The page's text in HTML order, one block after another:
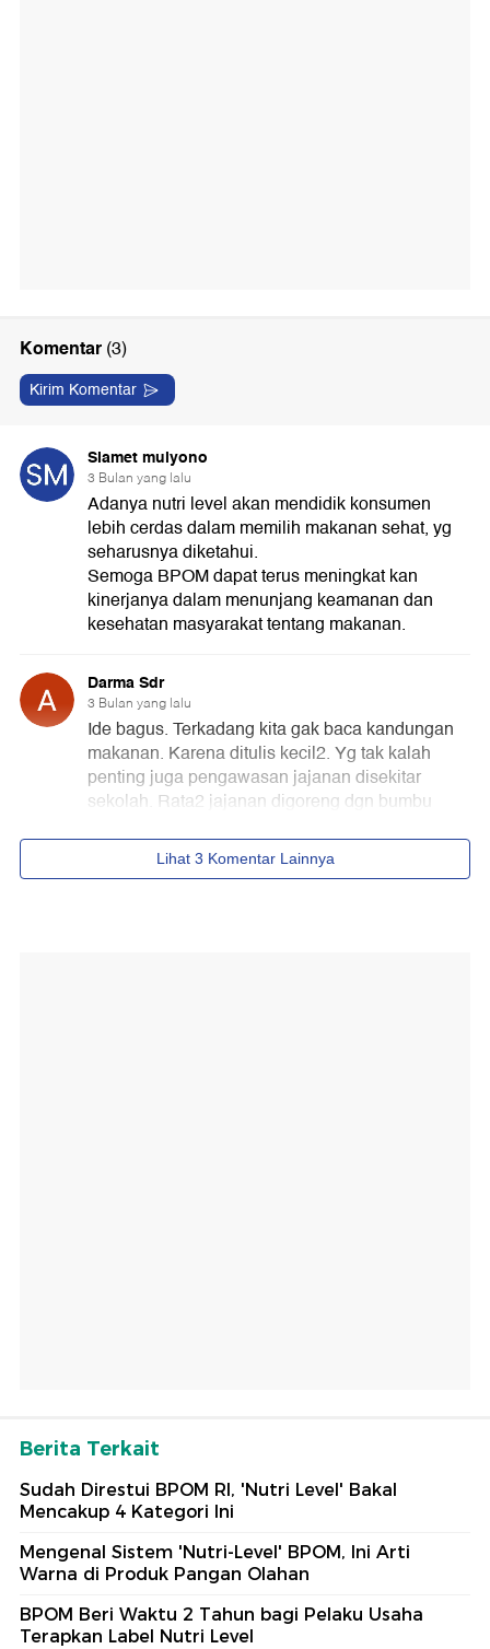
Berita Terkait
Sudah Direstui BPOM RI, 'Nutri Level' Bakal
Mencakup 4 Kategori Ini
Mengenal Sistem 'Nutri-Level' BPOM, Ini Arti
Warna di Produk Pangan Olahan
BPOM Beri Waktu 2 Tahun bagi Pelaku Usaha
Terapkan Label Nutri Level